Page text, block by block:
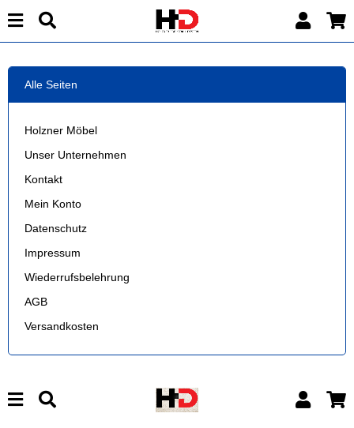
Alle Seiten
Holzner Möbel
Unser Unternehmen
Kontakt
Mein Konto
Datenschutz
Impressum
Wiederrufsbelehrung
AGB
Versandkosten